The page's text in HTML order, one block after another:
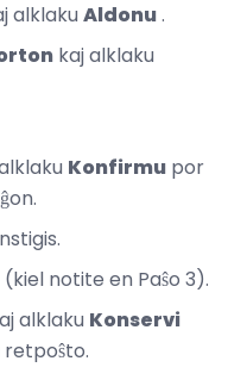
alklaku Aldonu.
kaj alklaku
Konfirmu por
notite en Paŝo 3).
alklaku Konservi
retpoŝto.